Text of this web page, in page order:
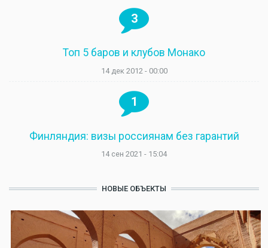
3
Топ 5 баров и клубов Монако
14 дек 2012 - 00:00
1
Финляндия: визы россиянам без гарантий
14 сен 2021 - 15:04
НОВЫЕ ОБЪЕКТЫ